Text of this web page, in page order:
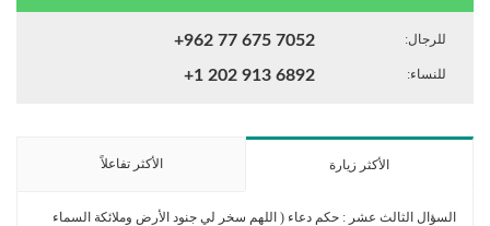
للرجال: +962 77 675 7052
للنساء: +1 202 913 6892
الأكثر زيارة الأكثر تفاعلاً
السؤال الثالث عشر : حكم دعاء ( اللهم سخر لي جنود الأرض وملائكة السماء